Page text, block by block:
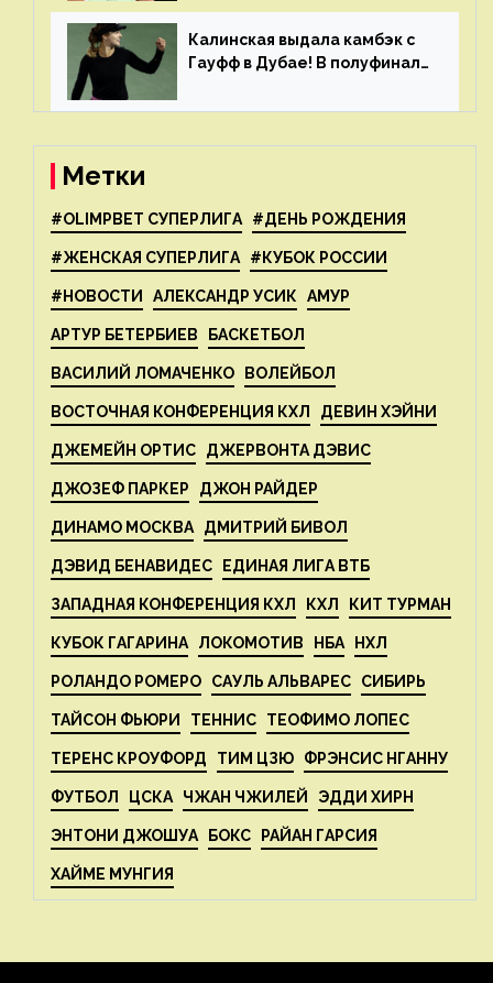
рейтинга
Калинская выдала камбэк с
Гауфф в Дубае! В полуфинале
Свёнтек
Метки
#OLIMPBET СУПЕРЛИГА #ДЕНЬ РОЖДЕНИЯ
#ЖЕНСКАЯ СУПЕРЛИГА #КУБОК РОССИИ
#НОВОСТИ АЛЕКСАНДР УСИК АМУР
АРТУР БЕТЕРБИЕВ БАСКЕТБОЛ
ВАСИЛИЙ ЛОМАЧЕНКО ВОЛЕЙБОЛ
ВОСТОЧНАЯ КОНФЕРЕНЦИЯ КХЛ ДЕВИН ХЭЙНИ
ДЖЕМЕЙН ОРТИС ДЖЕРВОНТА ДЭВИС
ДЖОЗЕФ ПАРКЕР ДЖОН РАЙДЕР
ДИНАМО МОСКВА ДМИТРИЙ БИВОЛ
ДЭВИД БЕНАВИДЕС ЕДИНАЯ ЛИГА ВТБ
ЗАПАДНАЯ КОНФЕРЕНЦИЯ КХЛ КХЛ КИТ ТУРМАН
КУБОК ГАГАРИНА ЛОКОМОТИВ НБА НХЛ
РОЛАНДО РОМЕРО САУЛЬ АЛЬВАРЕС СИБИРЬ
ТАЙСОН ФЬЮРИ ТЕННИС ТЕОФИМО ЛОПЕС
ТЕРЕНС КРОУФОРД ТИМ ЦЗЮ ФРЭНСИС НГАННУ
ФУТБОЛ ЦСКА ЧЖАН ЧЖИЛЕЙ ЭДДИ ХИРН
ЭНТОНИ ДЖОШУА БОКС РАЙАН ГАРСИЯ
ХАЙМЕ МУНГИЯ